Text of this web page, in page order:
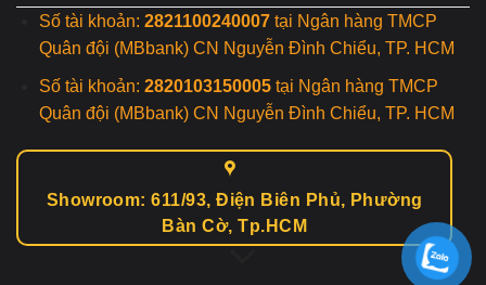
Số tài khoản: 2821100240007tại Ngân hàng TMCP
Quân đội (MBbank) CN Nguyễn Đình Chiểu, TP. HCM
Số tài khoản: 2820103150005tại Ngân hàng TMCP
Quân đội (MBbank) CN Nguyễn Đình Chiểu, TP. HCM
Showroom: 611/93, Điện Biên Phủ, Phường
Bàn Cờ, Tp.HCM